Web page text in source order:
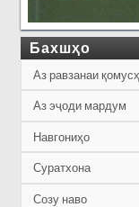
Бахшҳо
Аз равзанаи
Аз эҷоди мардум
Навгониҳо
Суратхона
Созу наво